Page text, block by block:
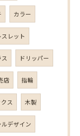
カラー
スレット
ドリッパー
店 指輪
ス 木製
ルデザイン